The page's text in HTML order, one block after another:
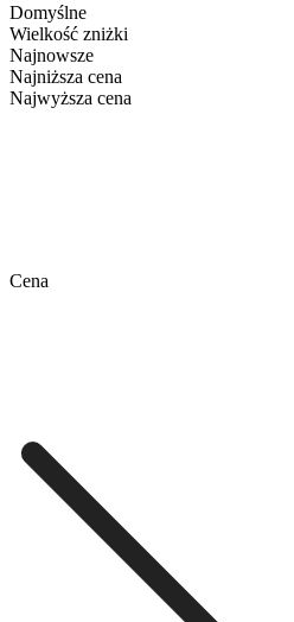
Domyślne
Wielkość zniżki
Najnowsze
Najniższa cena
Najwyższa cena
Cena